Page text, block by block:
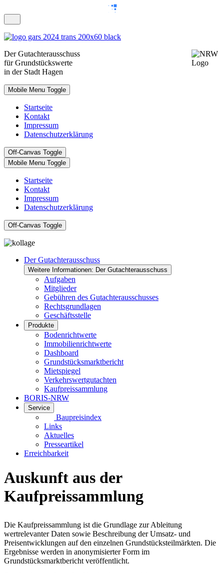
DerGutachterausschuss
für Grundstückswerte
in der Stadt Hagen
Mobile Menu Toggle
Startseite
Kontakt
Impressum
Datenschutzerklärung
Off-Canvas Toggle
Mobile Menu Toggle
Startseite
Kontakt
Impressum
Datenschutzerklärung
Off-Canvas Toggle
Der Gutachterausschuss
Weitere Informationen: Der Gutachterausschuss
Aufgaben
Mitglieder
Gebühren des Gutachterausschusses
Rechtsgrundlagen
Geschäftsstelle
Produkte
Bodenrichtwerte
Immobilienrichtwerte
Dashboard
Grundstücksmarktbericht
Mietspiegel
Verkehrswertgutachten
Kaufpreissammlung
BORIS-NRW
Service
Baupreisindex
Links
Aktuelles
Presseartikel
Erreichbarkeit
Auskunft aus der
Kaufpreissammlung
Die Kaufpreissammlung ist die Grundlage zur Ableitung
wertrelevanter Daten sowie Beschreibung der Umsatz- und
Preisentwicklungen auf den einzelnen Grundstücksteilmärkten. Die
Ergebnisse werden in anonymisierter Form im
Grundstücksmarktbericht veröffentlicht.